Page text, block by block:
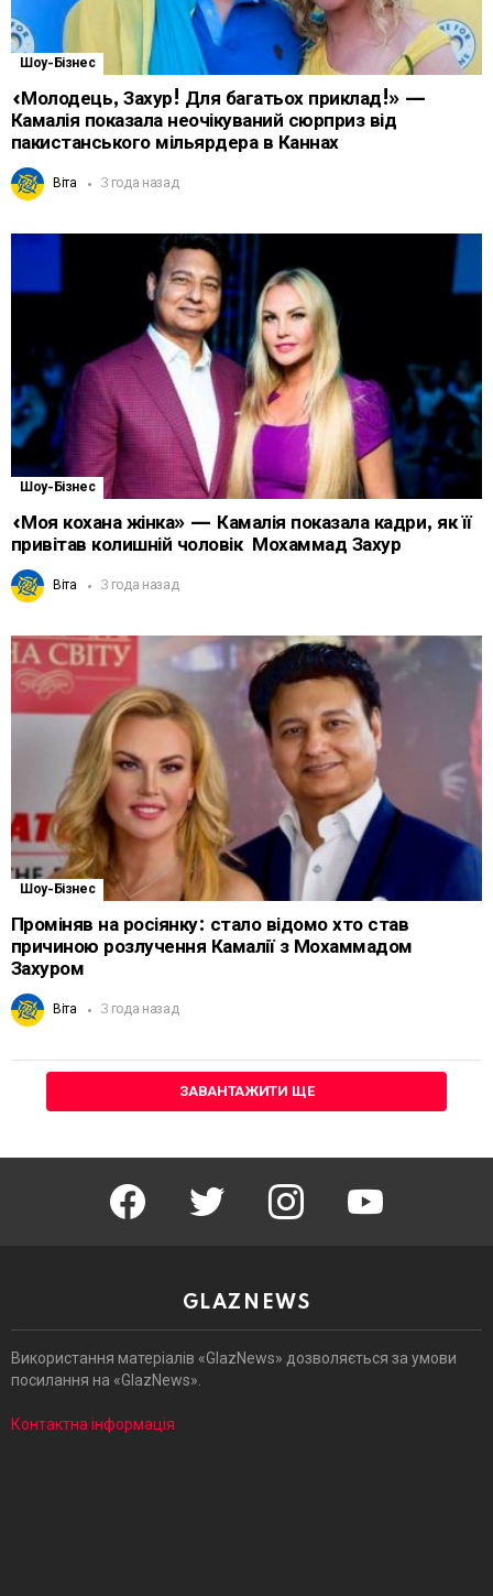
Шоу-Бізнес
«Молодець, Захур! Для багатьох приклад!» —
Камалія показала неочікуваний сюрприз від
пакистанського мільярдера в Каннах
Віта 3 года назад
Шоу-Бізнес
«Моя кохана жінка» — Камалія показала кадри, як її
привітав колишній чоловік Мохаммад Захур
Віта 3 года назад
Шоу-Бізнес
Проміняв на росіянку: стало відомо хто став
причиною розлучення Камалії з Мохаммадом
Захуром
Віта 3 года назад
ЗАВАНТАЖИТИ ЩЕ
facebook twitter instagram youtube
GLAZNEWS
Використання матеріалів «GlazNews» дозволяється за умови
посилання на «GlazNews».
Контактна інформація